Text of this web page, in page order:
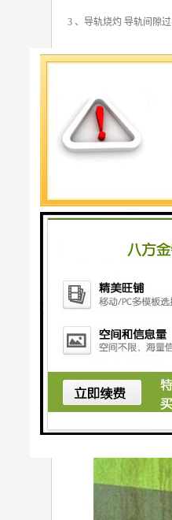
3 、导轨烧灼 导轨间隙
4 、操作时离合器不结
5、离合器脱开时滑块
6 、退料板不工作 打料
7、连杆螺丝发生转动或
9、按电钮（开）不工作